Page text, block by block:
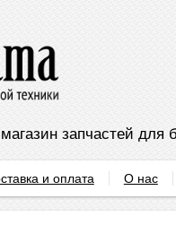
запчастей для
и оплата О нас